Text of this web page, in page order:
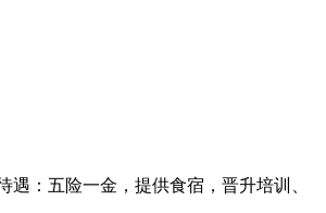
：五险一金，提供食宿，晋升培训、